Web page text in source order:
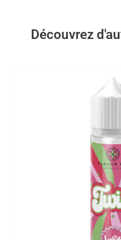
Découvrez